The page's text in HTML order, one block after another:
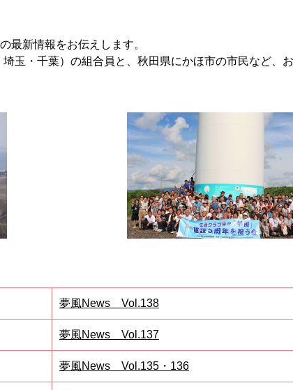
最新情報をお伝えします。
玉・千葉）の組合員と、秋田県にかほ市の市民など、
夢風News Vol.138
夢風News Vol.137
夢風News Vol.135・136